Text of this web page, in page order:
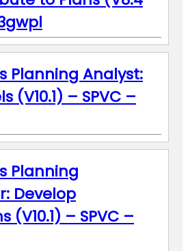
Planning Analyst:
(V10.1) – SPVC –
Planning
Develop
(V10.1) – SPVC –